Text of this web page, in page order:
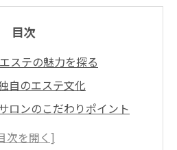
目次
ステの魅力を探る
自のエステ文化
ロンのこだわりポイント
テメニューの数々